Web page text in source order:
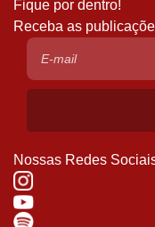
Fique por dentro!
Receba as
Nossas Redes